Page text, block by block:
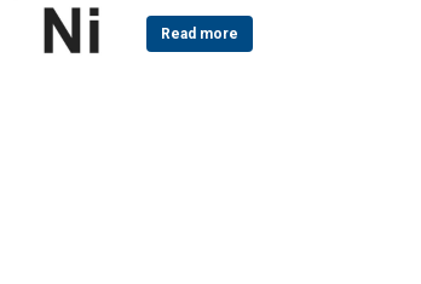
Read more